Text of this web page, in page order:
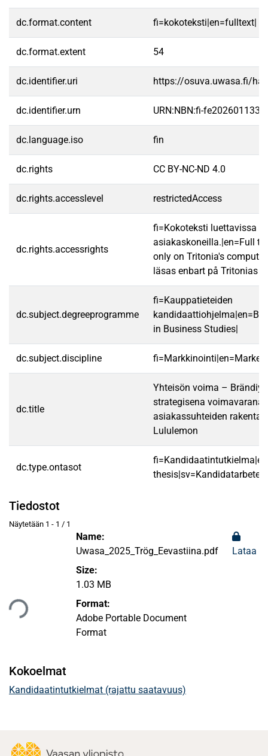
dc.format.content fi=kokoteksti|en=fulltext|
dc.format.extent 54
dc.identifier.uri https://osuva.uwasa.fi/
dc.identifier.urn URN:NBN:fi-
dc.language.iso fin
dc.rights CC BY-NC-ND 4.0
dc.rights.accesslevel restrictedAccess
dc.rights.accessrights
fi=Kokoteksti luettavissa
asiakaskoneilla.|en=Full
only on Tritonia's
läsas enbart på Tritonias
dc.subject.degreeprogramme
fi=Kauppatieteiden
in Business Studies|
dc.subject.discipline
dc.title
Yhteisön voima –
strategisena voimavarana
asiakassuhteiden
Lululemon
dc.type.ontasot
thesis|sv=Kandidatarbete|
Tiedostot
Näytetään 1 - 1 / 1
Name:
Uwasa_2025_Trög_Eevastiina.pdf
Size:
1.03 MB
Format:
Adobe Portable Document
Format
Lataa
Kokoelmat
Kandidaatintutkielmat (rajattu saatavuus)